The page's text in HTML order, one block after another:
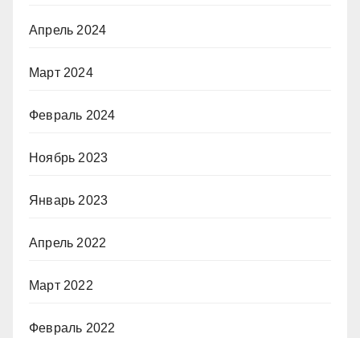
Апрель 2024
Март 2024
Февраль 2024
Ноябрь 2023
Январь 2023
Апрель 2022
Март 2022
Февраль 2022